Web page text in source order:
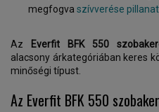
megfogva szívverése
Az Everfit BFK 550
alacsony árkategóriában keres
minőségi típust.
Az Everfit BFK 550